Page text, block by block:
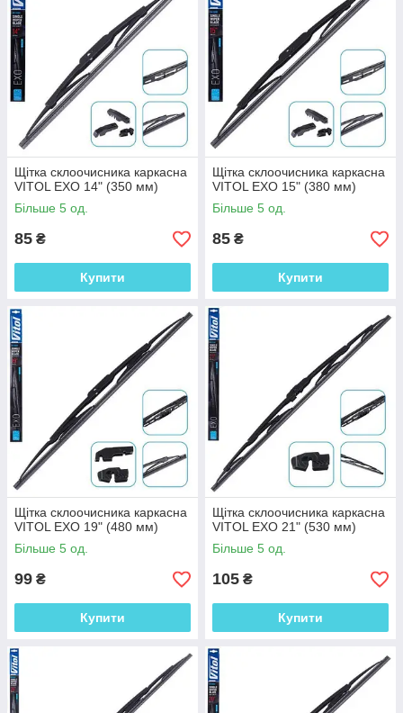
Щітка склоочисника каркасна
VITOL EXO 14" (350 мм)
Більше 5 од.
85 ₴
Купити
Щітка склоочисника каркасна
VITOL EXO 15" (380 мм)
Більше 5 од.
85 ₴
Купити
Щітка склоочисника каркасна
VITOL EXO 19" (480 мм)
Більше 5 од.
99 ₴
Купити
Щітка склоочисника каркасна
VITOL EXO 21" (530 мм)
Більше 5 од.
105 ₴
Купити